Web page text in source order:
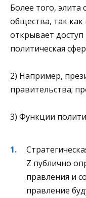
Более того,
общества, так
открывает
политическая
2) Например,
правительства;
3) Функции
Z публично
правления и
правление